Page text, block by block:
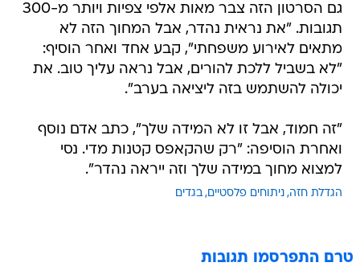
גם הסרטון הזה צבר מאות אלפי צפיות ויותר מ-300
תגובות. "את נראית נהדר, אבל המחוך הזה לא
מתאים לאירוע משפחתי", קבע אחד ואחר הוסיף:
"לא בשביל ללכת להורים, אבל נראה עליך טוב. את
יכולה להשתמש בזה ליציאה בערב".
"זה חמוד, אבל זו לא המידה שלך", כתב אדם נוסף
ואחרת הוסיפה: "רק שהקאפס קטנות מדי. נסי
למצוא מחוך במידה שלך וזה ייראה נהדר".
הגדלת חזה ניתוחים פלסטיים בגדים
טרם התפרסמו תגובות